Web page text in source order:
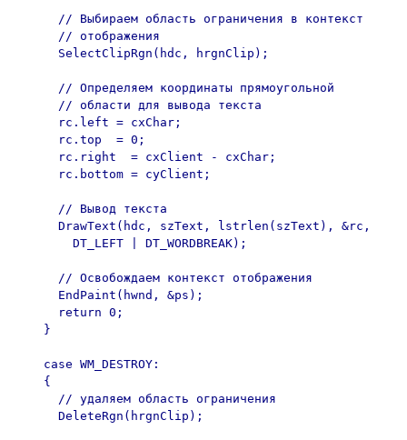
      // Выбираем область ограничения в контекст
      // отображения
      SelectClipRgn(hdc, hrgnClip);
      // Определяем координаты прямоугольной
      // области для вывода текста
      rc.left = cxChar;
      rc.top  = 0;
      rc.right  = cxClient - cxChar;
      rc.bottom = cyClient;
      // Вывод текста
      DrawText(hdc, szText, lstrlen(szText), &rc,
        DT_LEFT | DT_WORDBREAK);
      // Освобождаем контекст отображения
      EndPaint(hwnd, &ps);
      return 0;
    }
    case WM_DESTROY:
    {
      // удаляем область ограничения
      DeleteRgn(hrgnClip);